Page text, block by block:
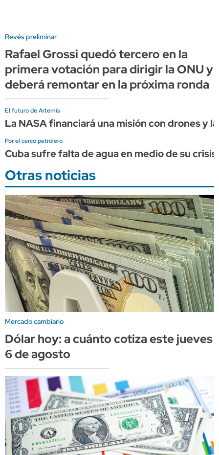
Revés preliminar
Rafael Grossi quedó tercero en la
primera votación para dirigir la ONU y
deberá remontar en la próxima ronda
El futuro de Artemis
La NASA financiará una misión con drones y
Por el cerco petrolero
Cuba sufre falta de agua en medio de su
Otras noticias
Mercado cambiario
Dólar hoy: a cuánto cotiza este jueves
6 de agosto